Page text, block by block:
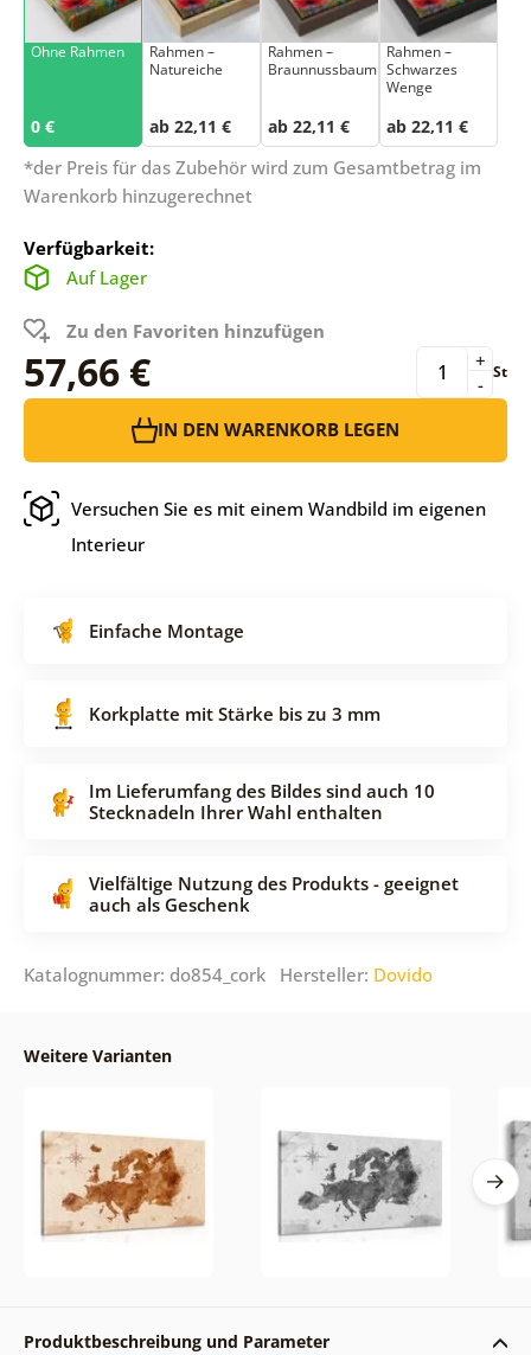
Ohne Rahmen
0 €
Rahmen –
Natureiche
ab 22,11 €
Rahmen –
Braunnussbaum
ab 22,11 €
Rahmen –
Schwarzes
Wenge
ab 22,11 €
*der Preis für das Zubehör wird zum Gesamtbetrag im
Warenkorb hinzugerechnet
Verfügbarkeit:
Auf Lager
Zu den Favoriten hinzufügen
57,66 € -
+ St
IN DEN WARENKORB LEGEN
Versuchen Sie es mit einem Wandbild im eigenen
Interieur
Einfache Montage
Korkplatte mit Stärke bis zu 3 mm
Im Lieferumfang des Bildes sind auch 10
Stecknadeln Ihrer Wahl enthalten
Vielfältige Nutzung des Produkts - geeignet
auch als Geschenk
Katalognummer: do854_cork Hersteller: Dovido
Weitere Varianten
Produktbeschreibung und Parameter